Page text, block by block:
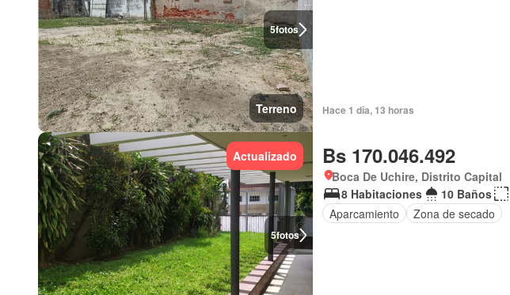
5fotos
Terreno Hace 1 día, 13 horas
5fotos
Actualizado Bs 170.046.492
Boca De Uchire, Distrito Capital
8 Habitaciones
10 Baños
Aparcamiento
Zona de secado